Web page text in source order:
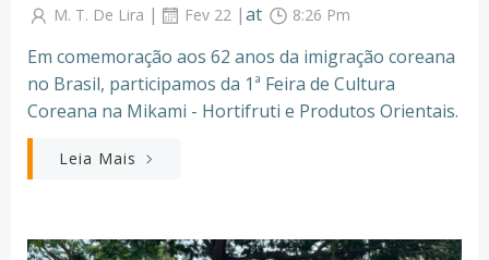
M. T. De Lira | Fev 22 |at 8:26 Pm
Em comemoração aos 62 anos da imigração coreana
no Brasil, participamos da 1ª Feira de Cultura
Coreana na Mikami - Hortifruti e Produtos Orientais.
Leia Mais